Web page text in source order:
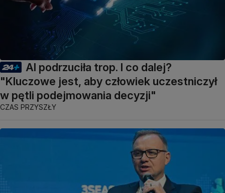
AI podrzuciła trop. I co dalej?
"Kluczowe jest, aby człowiek uczestniczył
w pętli podejmowania decyzji"
CZAS PRZYSZŁY